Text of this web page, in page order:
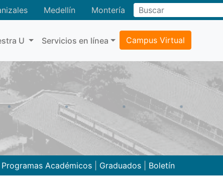
Medellín Montería
U Servicios en línea Campus Virtual
Programas Académicos Graduados Boletín